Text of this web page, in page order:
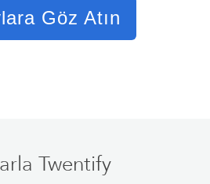
Göz Atın
Twentify